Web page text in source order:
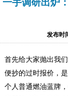
租
租
赁
牌
过
京
牌
发布时
首先给大家抛出我
便抄的过时报价，
个人普通燃油蓝牌